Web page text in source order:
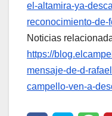
el-altamira-ya-
reconocimiento-de-
Noticias
https://
mensaje-de-d-
campello-ven-a-